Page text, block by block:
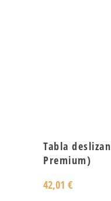
Tabla
Premium)
42,01 €